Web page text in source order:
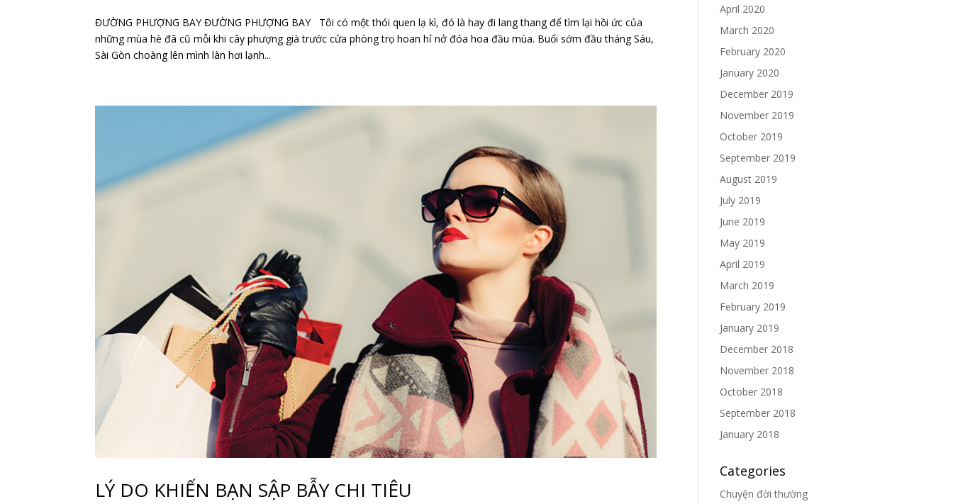
ĐƯỜNG PHƯỢNG BAY ĐƯỜNG PHƯỢNG BAY Tôi có một thói quen lạ kì, đó là hay đi lang thang để tìm lại hồi ức của
những mùa hè đã cũ mỗi khi cây phượng già trước cửa phòng trọ hoan hỉ nở đóa hoa đầu mùa. Buổi sớm đầu tháng Sáu,
Sài Gòn choàng lên mình làn hơi lạnh...
LÝ DO KHIẾN BẠN SẬP BẪY CHI TIÊU
April 2020
March 2020
February 2020
January 2020
December 2019
November 2019
October 2019
September 2019
August 2019
July 2019
June 2019
May 2019
April 2019
March 2019
February 2019
January 2019
December 2018
November 2018
October 2018
September 2018
January 2018
Categories
Chuyện đời thường